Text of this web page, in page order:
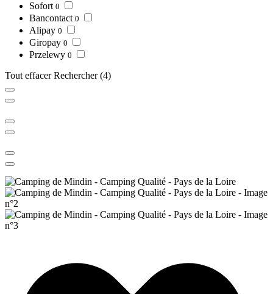
Sofort 0
Bancontact 0
Alipay 0
Giropay 0
Przelewy 0
Tout effacer Rechercher(4)